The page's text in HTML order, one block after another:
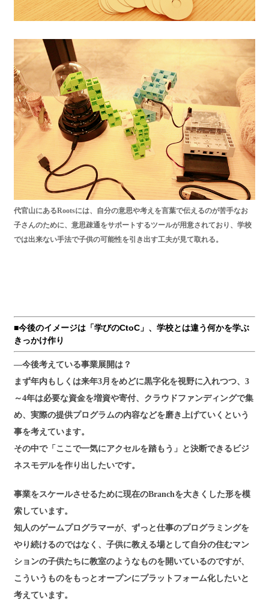
代官山にあるRootsには、自分の意思や考えを言葉で伝えるのが苦手なお
子さんのために、意思疎通をサポートするツールが用意されており、学校
では出来ない手法で子供の可能性を引き出す工夫が見て取れる。
■今後のイメージは「学びのCtoC」、学校とは違う何かを学ぶ
きっかけ作り
―今後考えている事業展開は？
まず年内もしくは来年3月をめどに黒字化を視野に入れつつ、3
～4年は必要な資金を増資や寄付、クラウドファンディングで集
め、実際の提供プログラムの内容などを磨き上げていくという
事を考えています。
その中で「ここで一気にアクセルを踏もう」と決断できるビジ
ネスモデルを作り出したいです。
事業をスケールさせるために現在のBranchを大きくした形を模
索しています。
知人のゲームプログラマーが、ずっと仕事のプログラミングを
やり続けるのではなく、子供に教える場として自分の住むマン
ションの子供たちに教室のようなものを開いているのですが、
こういうものをもっとオープンにプラットフォーム化したいと
考えています。